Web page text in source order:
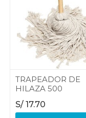
TRAPEADOR DE
HILAZA 500
S/ 17.70